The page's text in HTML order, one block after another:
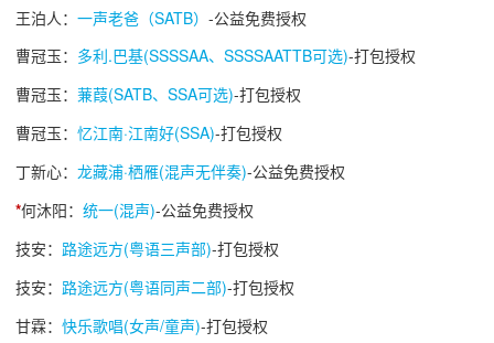
王泊人：一声老爸（SATB）-公益免费授权
曹冠玉： 多利.巴基(SSSSAA、SSSSAATTB可选)-打包授权
曹冠玉：蒹葭(SATB、SSA可选)-打包授权
曹冠玉：忆江南·江南好(SSA)-打包授权
丁新心：龙藏浦·栖雁(混声无伴奏)-公益免费授权
*何沐阳：统一(混声)-公益免费授权
技安： 路途远方(粤语三声部)-打包授权
技安： 路途远方(粤语同声二部)-打包授权
甘霖：快乐歌唱(女声/童声)-打包授权